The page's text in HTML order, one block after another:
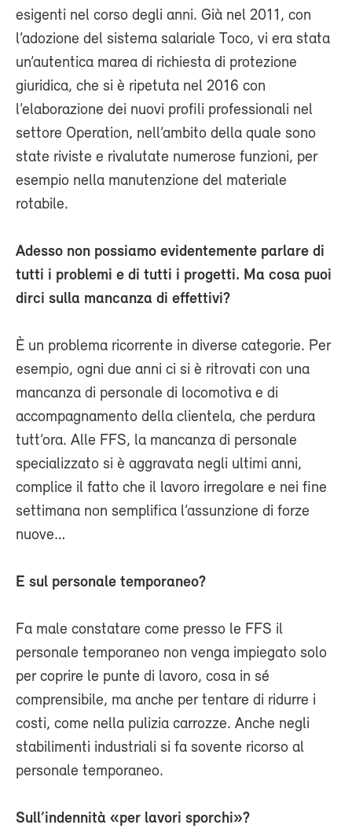
esigenti nel corso degli anni. Già nel 2011, con
l’adozione del sistema salariale Toco, vi era stata
un’autentica marea di richiesta di protezione
giuridica, che si è ripetuta nel 2016 con
l’elaborazione dei nuovi profili professionali nel
settore Operation, nell’ambito della quale sono
state riviste e rivalutate numerose funzioni, per
esempio nella manutenzione del materiale
rotabile.
Adesso non possiamo evidentemente parlare di
tutti i problemi e di tutti i progetti. Ma cosa puoi
dirci sulla mancanza di effettivi?
È un problema ricorrente in diverse categorie. Per
esempio, ogni due anni ci si è ritrovati con una
mancanza di personale di locomotiva e di
accompagnamento della clientela, che perdura
tutt’ora. Alle FFS, la mancanza di personale
specializzato si è aggravata negli ultimi anni,
complice il fatto che il lavoro irregolare e nei fine
settimana non semplifica l’assunzione di forze
nuove…
E sul personale temporaneo?
Fa male constatare come presso le FFS il
personale temporaneo non venga impiegato solo
per coprire le punte di lavoro, cosa in sé
comprensibile, ma anche per tentare di ridurre i
costi, come nella pulizia carrozze. Anche negli
stabilimenti industriali si fa sovente ricorso al
personale temporaneo.
Sull’indennità «per lavori sporchi»?